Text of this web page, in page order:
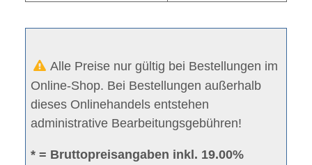
Alle Preise nur gültig bei Bestellungen im
Online-Shop. Bei Bestellungen außerhalb
dieses Onlinehandels entstehen
administrative Bearbeitungsgebühren!
* = Bruttopreisangaben inkl. 19.00%